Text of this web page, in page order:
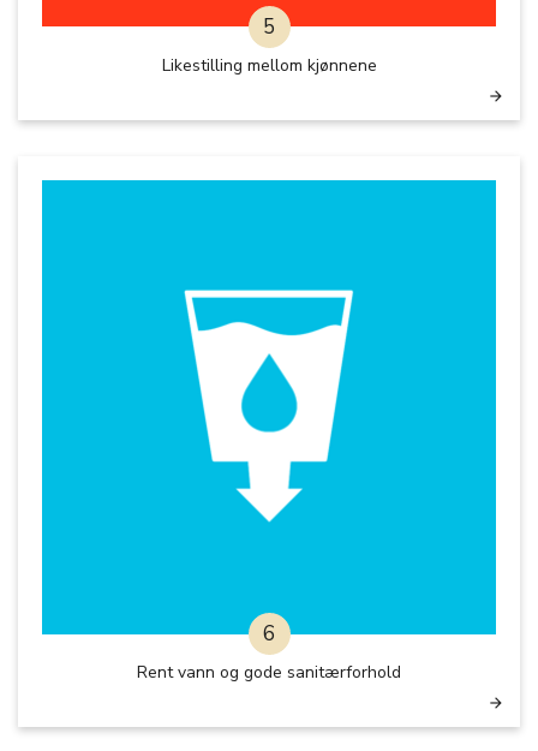
5
Likestilling mellom kjønnene
arrow_forward
6
Rent vann og gode sanitærforhold
arrow_forward